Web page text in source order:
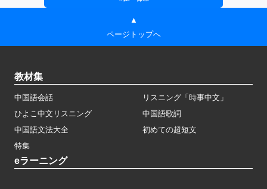
▲
ページトップへ
教材集
中国語会話
リスニング「時事中文」
ひよこ中文リスニング
中国語歌詞
中国語文法大全
初めての超短文
特集
eラーニング